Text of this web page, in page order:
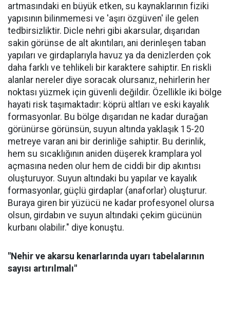
artmasındaki en büyük etken, su kaynaklarının fiziki
yapısının bilinmemesi ve 'aşırı özgüven' ile gelen
tedbirsizliktir. Dicle nehri gibi akarsular, dışarıdan
sakin görünse de alt akıntıları, ani derinleşen taban
yapıları ve girdaplarıyla havuz ya da denizlerden çok
daha farklı ve tehlikeli bir karaktere sahiptir. En riskli
alanlar nereler diye soracak olursanız, nehirlerin her
noktası yüzmek için güvenli değildir. Özellikle iki bölge
hayati risk taşımaktadır: köprü altları ve eski kayalık
formasyonlar. Bu bölge dışarıdan ne kadar durağan
görünürse görünsün, suyun altında yaklaşık 15-20
metreye varan ani bir derinliğe sahiptir. Bu derinlik,
hem su sıcaklığının aniden düşerek kramplara yol
açmasına neden olur hem de ciddi bir dip akıntısı
oluşturuyor. Suyun altındaki bu yapılar ve kayalık
formasyonlar, güçlü girdaplar (anaforlar) oluşturur.
Buraya giren bir yüzücü ne kadar profesyonel olursa
olsun, girdabın ve suyun altındaki çekim gücünün
kurbanı olabilir." diye konuştu.
"Nehir ve akarsu kenarlarında uyarı tabelalarının
sayısı artırılmalı"